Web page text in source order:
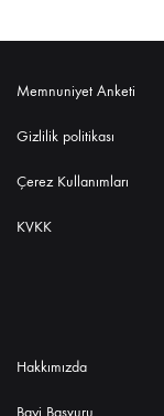
Memnuniyet Anketi
Gizlilik politikası
Çerez Kullanımları
KVKK
Hakkımızda
Bayi Başvuru